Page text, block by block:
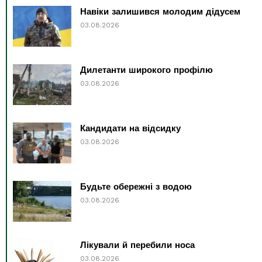
Навіки залишився молодим дідусем
03.08.2026
Дилетанти широкого профілю
03.08.2026
Кандидати на відсидку
03.08.2026
Будьте обережні з водою
03.08.2026
Лікували й перебили носа
03.08.2026